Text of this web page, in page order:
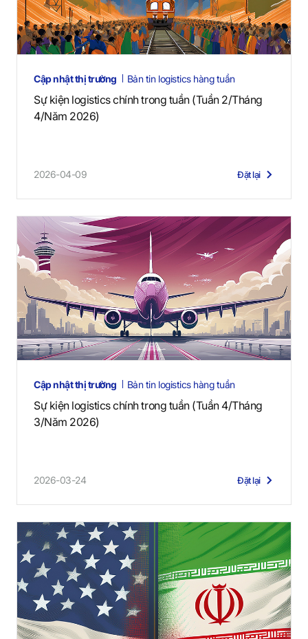
Cập nhật thị trường Bản tin logistics hàng tuần
Sự kiện logistics chính trong tuần (Tuần 2/Tháng
4/Năm 2026)
2026-04-09 Đặt lại
Cập nhật thị trường Bản tin logistics hàng tuần
Sự kiện logistics chính trong tuần (Tuần 4/Tháng
3/Năm 2026)
2026-03-24 Đặt lại